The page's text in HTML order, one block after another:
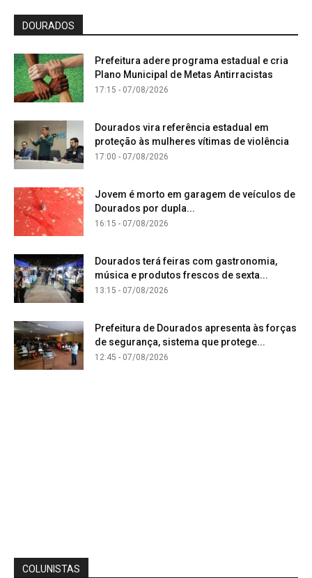
DOURADOS
Prefeitura adere programa estadual e cria
Plano Municipal de Metas Antirracistas
17:15 - 07/08/2026
Dourados vira referência estadual em
proteção às mulheres vítimas de violência
17:00 - 07/08/2026
Jovem é morto em garagem de veículos de
Dourados por dupla...
16:15 - 07/08/2026
Dourados terá feiras com gastronomia,
música e produtos frescos de sexta...
13:15 - 07/08/2026
Prefeitura de Dourados apresenta às forças
de segurança, sistema que protege...
12:45 - 07/08/2026
COLUNISTAS